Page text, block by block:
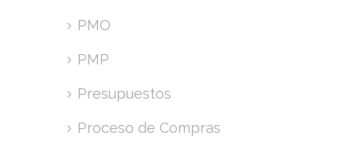
PMO
PMP
Presupuestos
Proceso de Compras